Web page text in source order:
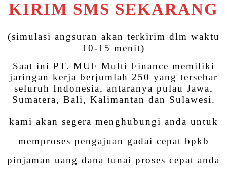
KIRIM SMS SEKARANG
(simulasi angsuran akan terkirim dlm waktu
10-15 menit)
Saat ini PT. MUF Multi Finance memiliki
jaringan kerja berjumlah 250 yang tersebar
seluruh Indonesia, antaranya pulau Jawa,
Sumatera, Bali, Kalimantan dan Sulawesi.
kami akan segera menghubungi anda untuk
memproses pengajuan gadai cepat bpkb
pinjaman uang dana tunai proses cepat anda